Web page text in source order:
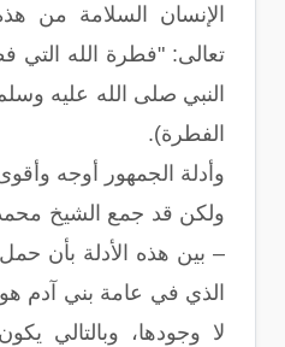
الإنسان السلامة من
تعالى: "فطرة الله التي
النبي صلى الله عليه
الفطرة).
وأدلة الجمهور أوجه
ولكن قد جمع الشيخ
– بين هذه الأدلة بأن
الذي في عامة بني آدم هو
لا وجودها، وبالتالي